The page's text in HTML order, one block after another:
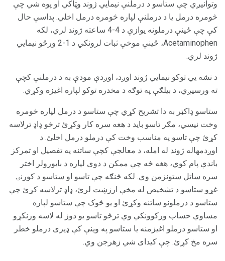
وتوانیږي چې ستاسو د درملنې نیمایي ژوند وټاکي او پوه شي چې
څومره درمل یا د درملنې لپاره څومره درمل اخلي. پداسې حال
کې چې ځینې درملونه یوازې د 4-4 ساعته ژوند لري، لکه
Acetaminophen، ځینې موخې ثبات لرونکي د 1-2 ورځو نیمایي
ژوند لري.
د نشه یي توکو نیمایي ژوند اوږد، اوږدې مودې به د درملنې کچې
ته ورسیږي، د بیلګې په توګه د مخدره توکو لپاره اغیزه وکړي.
ستاسو ډاکټر به دا تشریح کړي چې ستاسو د درمل لپاره څومره
وخت نیسي، مګر تاسو باید د هغه سره کار وکړئ ترڅو ډاډ ترلاسه
کړئ چې تاسو په مناسب وخت کې درملو درمل اخلئ. د
اوږدمهاله ژوند له امله، د معالجې کچې ساتنه په تفصیل او تمرکز
باندې پام کوي، هغه څه چې ممکن د دوی لپاره د بایورولر اختر
سره ساتل ستونزمن وي. لکه څنګه چې تاسو او ستاسو د کورنۍ
غړو ستاسو د تشخیص له مخې ارزښت لرئ، ډاډ ترلاسه کړئ چې
ستاسو د درملونو ساتنه وکړئ او یو څوک چې ستاسو لپاره
مساوي حساب ورکوونکي وي ترڅو تاسو یو دوز له لاسه ورنکړو
او ستاسو درملو اغیزمنه یا ستاسو په وینې کې ډیری درملو خطر
سره مخ کړئ. چې کیدای شي زهرجن وي.